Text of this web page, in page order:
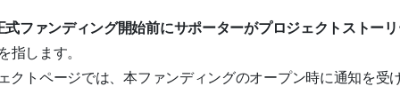
式ファンディング開始前にサポーターがプロジェクトストー
指します。
クトページでは、本ファンディングのオープン時に通知を受